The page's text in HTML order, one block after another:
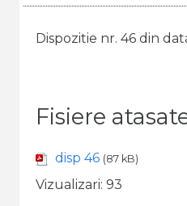
Dispozitie nr. 46 din
Fisiere
disp 46 (87 kB)
Vizualizari: 93